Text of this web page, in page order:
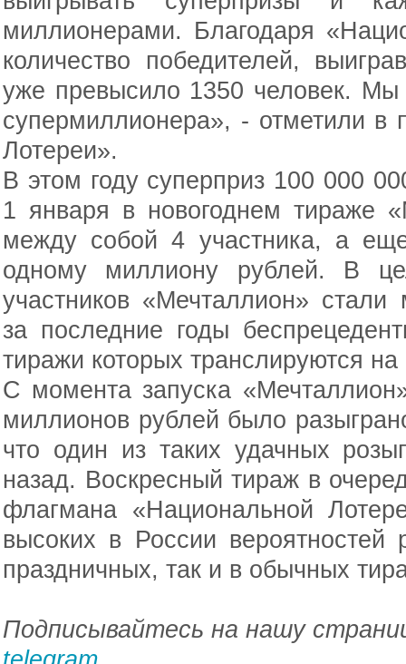
миллионерами. Благодаря
количество победителей,
уже превысило 1350 человек. Мы
супермиллионера», - отметили в
Лотереи».
В этом году суперприз 100 000
1 января в новогоднем тираже
между собой 4 участника, а
одному миллиону рублей. В
участников «Мечталлион»
за последние годы
тиражи которых транслируются
С момента запуска
миллионов рублей было
что один из таких удачных
назад. Воскресный тираж в
флагмана «Национальной
высоких в России
праздничных, так и в обычных
Подписывайтесь на нашу